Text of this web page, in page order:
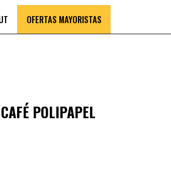
OFERTAS MAYORISTAS
POLIPAPEL